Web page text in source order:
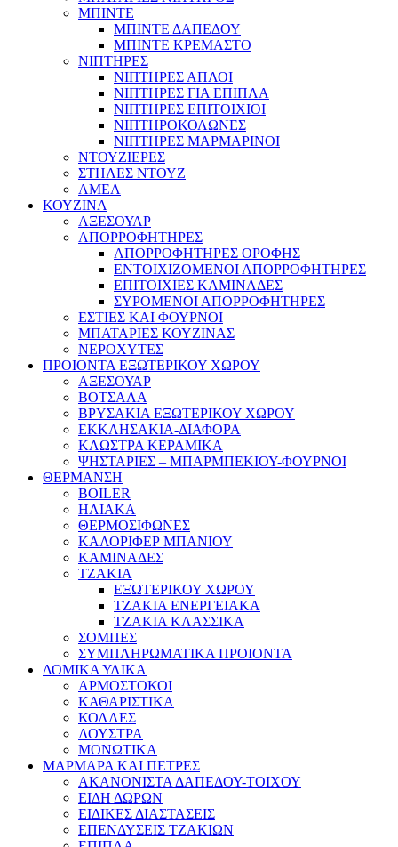
ΜΠΙΝΤΕ
ΜΠΙΝΤΕ ΔΑΠΕΔΟΥ
ΜΠΙΝΤΕ ΚΡΕΜΑΣΤΟ
ΝΙΠΤΗΡΕΣ
ΝΙΠΤΗΡΕΣ ΑΠΛΟΙ
ΝΙΠΤΗΡΕΣ ΓΙΑ ΕΠΙΠΛΑ
ΝΙΠΤΗΡΕΣ ΕΠΙΤΟΙΧΙΟΙ
ΝΙΠΤΗΡΟΚΟΛΩΝΕΣ
ΝΙΠΤΗΡΕΣ ΜΑΡΜΑΡΙΝΟΙ
ΝΤΟΥΖΙΕΡΕΣ
ΣΤΗΛΕΣ ΝΤΟΥΖ
ΑΜΕΑ
ΚΟΥΖΙΝΑ
ΑΞΕΣΟΥΑΡ
ΑΠΟΡΡΟΦΗΤΗΡΕΣ
ΑΠΟΡΡΟΦΗΤΗΡΕΣ ΟΡΟΦΗΣ
ΕΝΤΟΙΧΙΖΟΜΕΝΟΙ ΑΠΟΡΡΟΦΗΤΗΡΕΣ
ΕΠΙΤΟΙΧΙΕΣ ΚΑΜΙΝΑΔΕΣ
ΣΥΡΟΜΕΝΟΙ ΑΠΟΡΡΟΦΗΤΗΡΕΣ
ΕΣΤΙΕΣ ΚΑΙ ΦΟΥΡΝΟΙ
ΜΠΑΤΑΡΙΕΣ ΚΟΥΖΙΝΑΣ
ΝΕΡΟΧΥΤΕΣ
ΠΡΟΙΟΝΤΑ ΕΞΩΤΕΡΙΚΟΥ ΧΩΡΟΥ
ΑΞΕΣΟΥΑΡ
ΒΟΤΣΑΛΑ
ΒΡΥΣΑΚΙΑ ΕΞΩΤΕΡΙΚΟΥ ΧΩΡΟΥ
ΕΚΚΛΗΣΑΚΙΑ-ΔΙΑΦΟΡΑ
ΚΛΩΣΤΡΑ ΚΕΡΑΜΙΚΑ
ΨΗΣΤΑΡΙΕΣ – ΜΠΑΡΜΠΕΚΙΟΥ-ΦΟΥΡΝΟΙ
ΘΕΡΜΑΝΣΗ
BOILER
ΗΛΙΑΚΑ
ΘΕΡΜΟΣΙΦΩΝΕΣ
ΚΑΛΟΡΙΦΕΡ ΜΠΑΝΙΟΥ
ΚΑΜΙΝΑΔΕΣ
ΤΖΑΚΙΑ
ΕΞΩΤΕΡΙΚΟΥ ΧΩΡΟΥ
ΤΖΑΚΙΑ ΕΝΕΡΓΕΙΑΚΑ
ΤΖΑΚΙΑ ΚΛΑΣΣΙΚΑ
ΣΟΜΠΕΣ
ΣΥΜΠΛΗΡΩΜΑΤΙΚΑ ΠΡΟΙΟΝΤΑ
ΔΟΜΙΚΑ ΥΛΙΚΑ
ΑΡΜΟΣΤΟΚΟΙ
ΚΑΘΑΡΙΣΤΙΚΑ
ΚΟΛΛΕΣ
ΛΟΥΣΤΡΑ
ΜΟΝΩΤΙΚΑ
ΜΑΡΜΑΡΑ ΚΑΙ ΠΕΤΡΕΣ
ΑΚΑΝΟΝΙΣΤΑ ΔΑΠΕΔΟΥ-ΤΟΙΧΟΥ
ΕΙΔΗ ΔΩΡΩΝ
ΕΙΔΙΚΕΣ ΔΙΑΣΤΑΣΕΙΣ
ΕΠΕΝΔΥΣΕΙΣ ΤΖΑΚΙΩΝ